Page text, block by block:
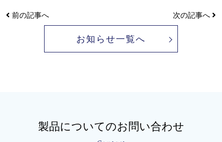
前の記事へ 次の記事へ
お知らせ一覧へ
製品についてのお問い合わせ